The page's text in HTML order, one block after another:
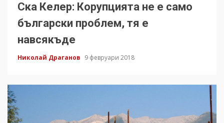
Ска Келер: Корупцията не е само
български проблем, тя е
навсякъде
Николай Драганов 9 февруари 2018